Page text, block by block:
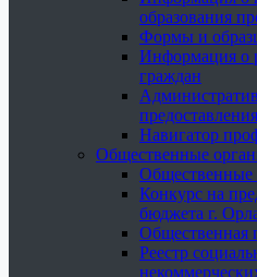
образования
Формы и
Информация о
граждан
Навигатор
Общественные
Общественные
Конкурс на
бюджета г.
Общественная
Реестр